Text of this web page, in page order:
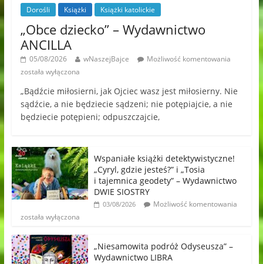
Dorośli Książki Książki katolickie
„Obce dziecko” – Wydawnictwo
ANCILLA
05/08/2026 wNaszejBajce
Możliwość komentowania
została wyłączona
„Bądźcie miłosierni, jak Ojciec wasz jest miłosierny. Nie
sądźcie, a nie będziecie sądzeni; nie potępiajcie, a nie
będziecie potępieni; odpuszczajcie,
Wspaniałe książki detektywistyczne!
„Cyryl, gdzie jesteś?” i „Tosia
i tajemnica geodety” – Wydawnictwo
DWIE SIOSTRY
03/08/2026
Możliwość komentowania
została wyłączona
„Niesamowita podróż Odyseusza” –
Wydawnictwo LIBRA